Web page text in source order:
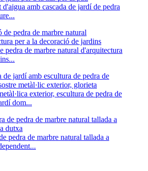
amb cascada de jardí de pedra
pedra de marbre natural d'arquitectura
exterior, escultura de pedra de
dom...
pedra de marbre natural tallada a